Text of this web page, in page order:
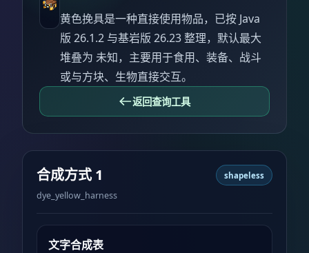
黄色挽具是一种直接使用物品，已按 Java
版 26.1.2 与基岩版 26.23 整理，默认最大
堆叠为 未知，主要用于食用、装备、战斗
或与方块、生物直接交互。
返回查询工具
合成方式 1
dye_yellow_harness
shapeless
文字合成表